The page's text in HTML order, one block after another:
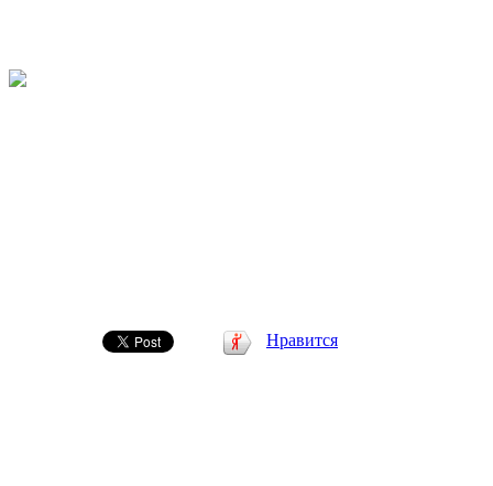
Нравится